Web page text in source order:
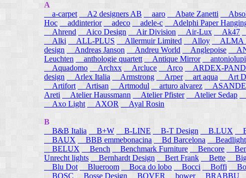
A
a-carpet
A2 designers AB aaro Abate Zanetti
Hoc
addinterior adeco adele-c Adelphi Paper
Ahrend
Aico Design Air Division Air-Lux Ak47
Alki
ALL-PLUS Allermuir Limited Alloy ALMA
design
Andreas Janson Andreu World Anglepoise
Leuchten
anthologie quartett Antique Mirror antoniolupi
Aquadomo
Archxx Arcluce Arco ARDEX-
design
Arlex Italia Armstrong Arper art aqua Art
Artifort
Artisan Artmodul arturo alvarez
Areti
Atelier Haussmann Atelier Pfister Atelier Sedap
Axo Light
AXOR Ayal Rosin
B
B&B Italia
B+W B-LINE B-T Design B.LUX
BAUX
BBB emmebonacina Bd Barcelona Beadlight
BELUX
Bench Benchmark Furniture Bencore
Unrecht lights
Bernhardt Design Bert Frank Bette
Blu Dot
Blueroom Boca do lobo Bocci Boffi
BOSC Bosse Design BOVER bower BRABBU